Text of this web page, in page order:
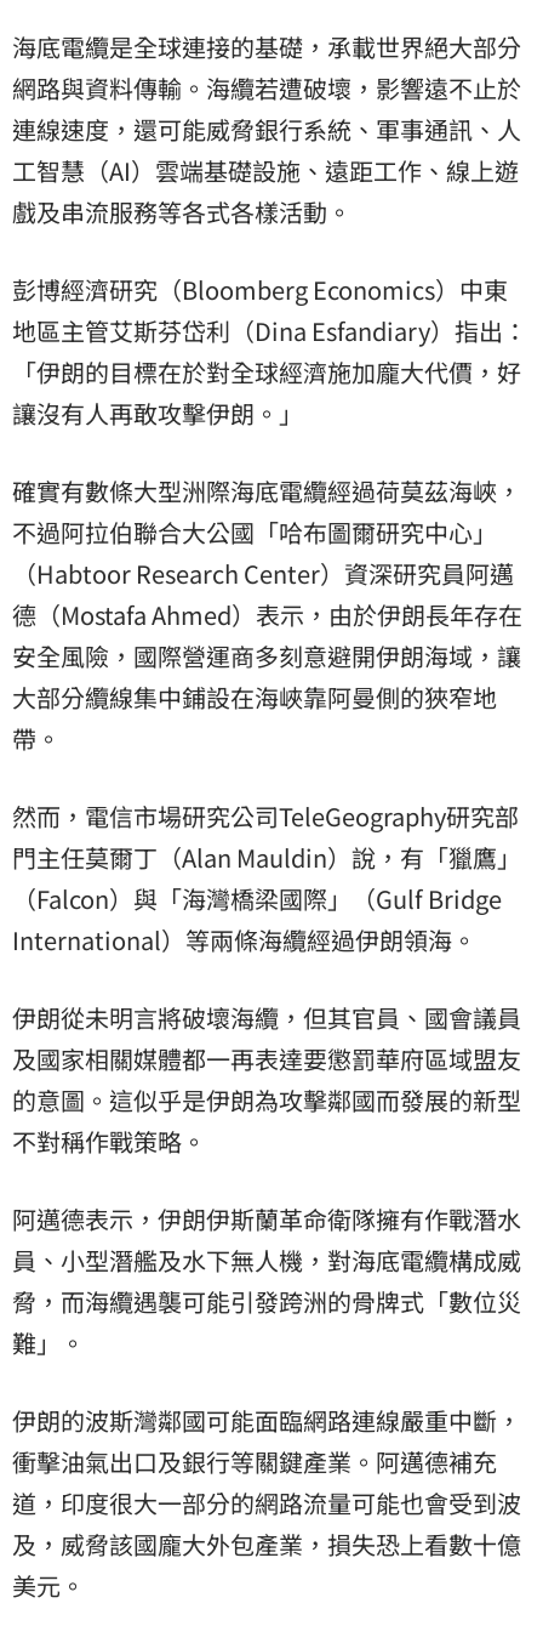
海底電纜是全球連接的基礎，承載世界絕大部分
網路與資料傳輸。海纜若遭破壞，影響遠不止於
連線速度，還可能威脅銀行系統、軍事通訊、人
工智慧（AI）雲端基礎設施、遠距工作、線上遊
戲及串流服務等各式各樣活動。
彭博經濟研究（Bloomberg Economics）中東
地區主管艾斯芬岱利（Dina Esfandiary）指出：
「伊朗的目標在於對全球經濟施加龐大代價，好
讓沒有人再敢攻擊伊朗。」
確實有數條大型洲際海底電纜經過荷莫茲海峽，
不過阿拉伯聯合大公國「哈布圖爾研究中心」
（Habtoor Research Center）資深研究員阿邁
德（Mostafa Ahmed）表示，由於伊朗長年存在
安全風險，國際營運商多刻意避開伊朗海域，讓
大部分纜線集中鋪設在海峽靠阿曼側的狹窄地
帶。
然而，電信市場研究公司TeleGeography研究部
門主任莫爾丁（Alan Mauldin）說，有「獵鷹」
（Falcon）與「海灣橋梁國際」（Gulf Bridge
International）等兩條海纜經過伊朗領海。
伊朗從未明言將破壞海纜，但其官員、國會議員
及國家相關媒體都一再表達要懲罰華府區域盟友
的意圖。這似乎是伊朗為攻擊鄰國而發展的新型
不對稱作戰策略。
阿邁德表示，伊朗伊斯蘭革命衛隊擁有作戰潛水
員、小型潛艦及水下無人機，對海底電纜構成威
脅，而海纜遇襲可能引發跨洲的骨牌式「數位災
難」。
伊朗的波斯灣鄰國可能面臨網路連線嚴重中斷，
衝擊油氣出口及銀行等關鍵產業。阿邁德補充
道，印度很大一部分的網路流量可能也會受到波
及，威脅該國龐大外包產業，損失恐上看數十億
美元。